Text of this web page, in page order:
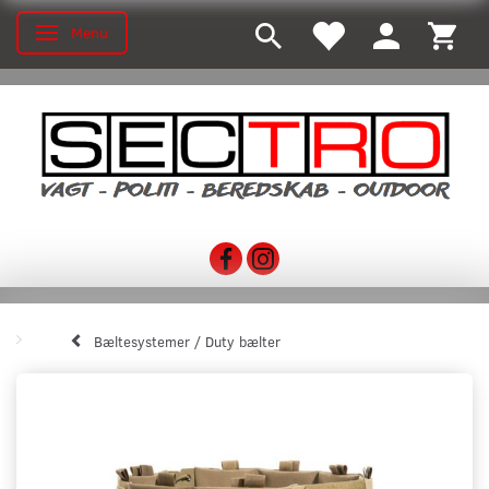
Toggle navigation
Menu
Bæltesystemer / Duty bælter